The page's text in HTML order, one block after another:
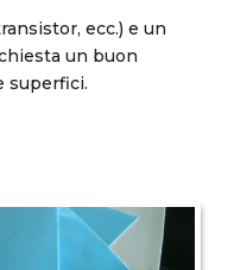
ecc.) e un
un buon
superfici.